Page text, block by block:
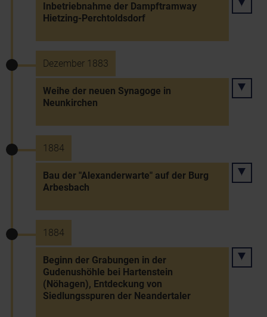
Inbetriebnahme der Dampftramway
Hietzing-Perchtoldsdorf
Dezember 1883
Weihe der neuen Synagoge in
Neunkirchen
1884
Bau der "Alexanderwarte" auf der Burg
Arbesbach
1884
Beginn der Grabungen in der
Gudenushöhle bei Hartenstein
(Nöhagen), Entdeckung von
Siedlungsspuren der Neandertaler